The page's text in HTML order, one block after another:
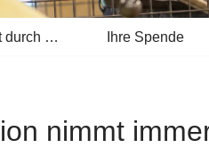
durch … Ihre Spende
nimmt